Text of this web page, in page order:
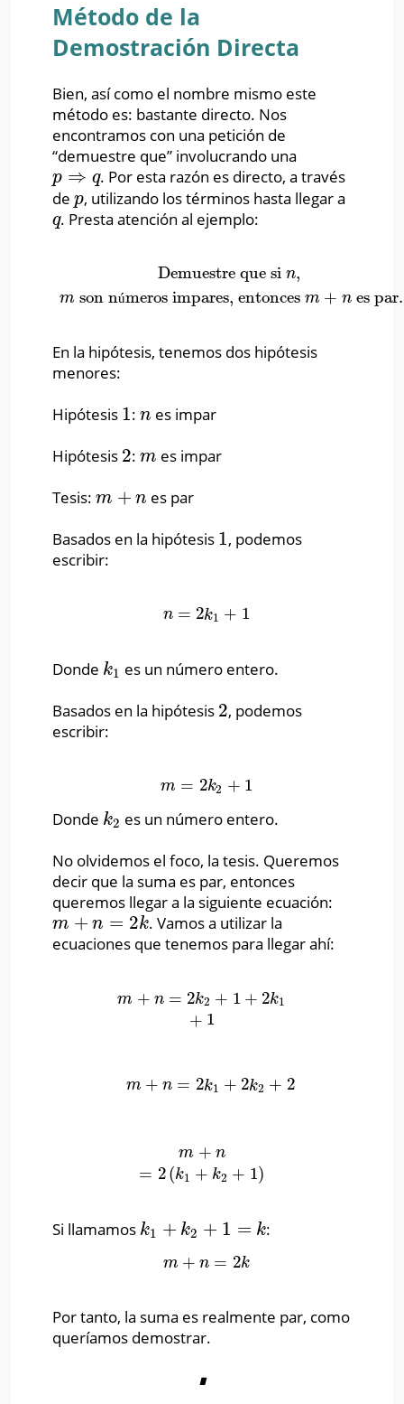
Método de la
Demostración Directa
Bien, así como el nombre mismo este
método es: bastante directo. Nos
encontramos con una petición de
“demuestre que” involucrando una
p ⇒ q
p⇒q
. Por esta razón es directo, a través
de p
p, utilizando los términos hasta llegar a
q
q. Presta atención al ejemplo:
Demuestre que si n,
m son números impares, entoncesm + nes par.
Demuestre que sin, mson números impares, entonces
En la hipótesis, tenemos dos hipótesis
menores:
Hipótesis 1
1:n
n es impar
Hipótesis 2
2:m
m es impar
Tesis: m + n
m+n
es par
Basados en la hipótesis 1
1, podemos
escribir:
n = 2k1 + 1
n= 2k1+ 1
Donde k1
k1 es un número entero.
Basados en la hipótesis 2
2, podemos
escribir:
m = 2k2 + 1
m=2k2+ 1
Donde k2
k2 es un número entero.
No olvidemos el foco, la tesis. Queremos
decir que la suma es par, entonces
queremos llegar a la siguiente ecuación:
m + n = 2k
m+n=2 k
. Vamos a utilizar la
ecuaciones que tenemos para llegar ahí:
m + n = 2k2 + 1 + 2k1
+ 1
m +n =2 k2+1+2 k 1+1
m + n = 2k1 + 2k2 + 2
m +n =2 k1+2 k2 +2
m + n
= 2(k1 + k2 + 1)
=2 k1 +k
Si llamamos k1 + k2 + 1 = k
k1 +k2+1 =k :
m + n = 2k
m+ n= 2k
Por tanto, la suma es realmente par, como
queríamos demostrar.
∎